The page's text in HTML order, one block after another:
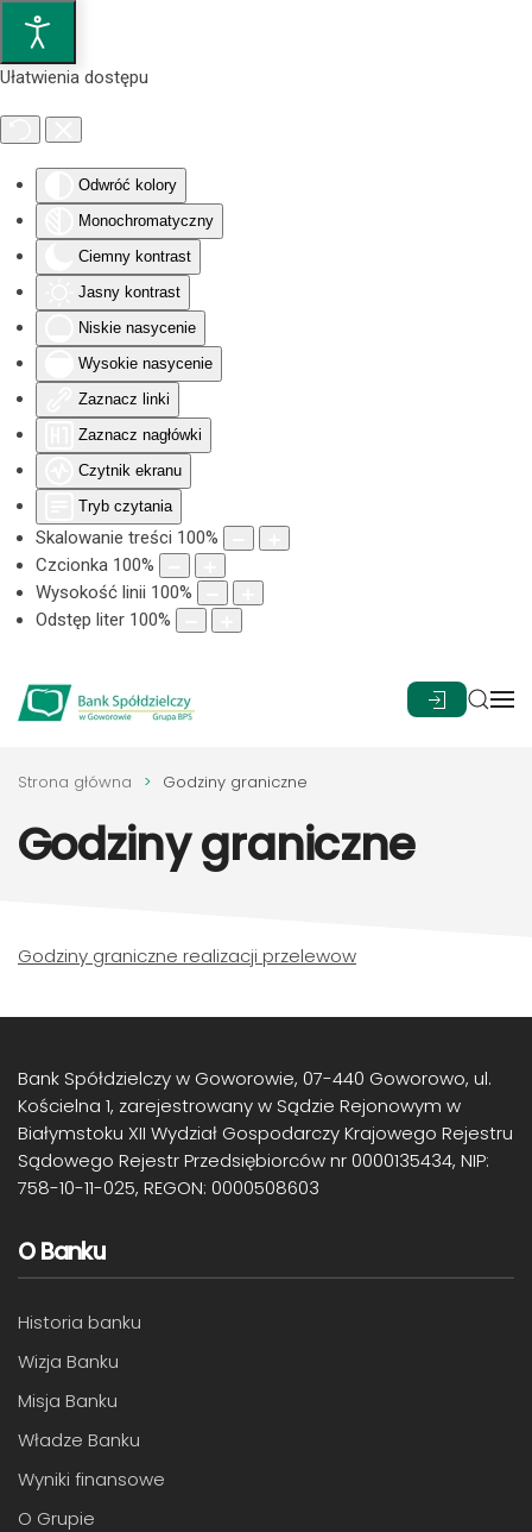
Ułatwienia dostępu
Odwróć kolory
Monochromatyczny
Ciemny kontrast
Jasny kontrast
Niskie nasycenie
Wysokie nasycenie
Zaznacz linki
Zaznacz nagłówki
Czytnik ekranu
Tryb czytania
Skalowanie treści 100%
Czcionka 100%
Wysokość linii 100%
Odstęp liter 100%
Przejdź do głównej treści
Strona główna Godziny graniczne
Godziny graniczne
Godziny graniczne realizacji przelewow
Bank Spółdzielczy w Goworowie, 07-440 Goworowo, ul.
Kościelna 1, zarejestrowany w Sądzie Rejonowym w
Białymstoku XII Wydział Gospodarczy Krajowego Rejestru
Sądowego Rejestr Przedsiębiorców nr 0000135434, NIP:
758-10-11-025, REGON: 0000508603
O Banku
Historia banku
Wizja Banku
Misja Banku
Władze Banku
Wyniki finansowe
O Grupie